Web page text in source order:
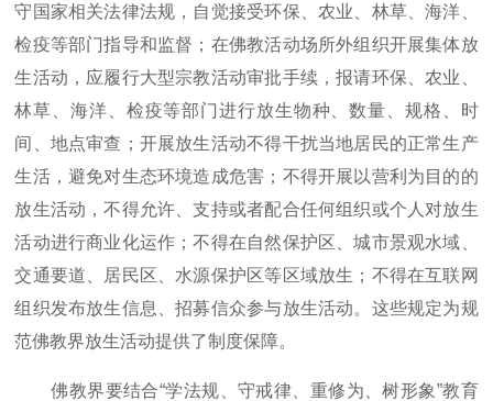
守国家相关法律法规，自觉接受环保、农业、林草、海洋、
检疫等部门指导和监督；在佛教活动场所外组织开展集体放
生活动，应履行大型宗教活动审批手续，报请环保、农业、
林草、海洋、检疫等部门进行放生物种、数量、规格、时
间、地点审查；开展放生活动不得干扰当地居民的正常生产
生活，避免对生态环境造成危害；不得开展以营利为目的的
放生活动，不得允许、支持或者配合任何组织或个人对放生
活动进行商业化运作；不得在自然保护区、城市景观水域、
交通要道、居民区、水源保护区等区域放生；不得在互联网
组织发布放生信息、招募信众参与放生活动。这些规定为规
范佛教界放生活动提供了制度保障。
佛教界要结合“学法规、守戒律、重修为、树形象”教育